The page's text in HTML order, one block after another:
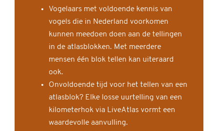
Vogelaars met voldoende kennis van
vogels die in Nederland voorkomen
kunnen meedoen doen aan de tellingen
in de atlasblokken. Met meerdere
mensen één blok tellen kan uiteraard
ook.
Onvoldoende tijd voor het tellen van een
atlasblok? Elke losse uurtelling van een
kilometerhok via LiveAtlas vormt een
waardevolle aanvulling.